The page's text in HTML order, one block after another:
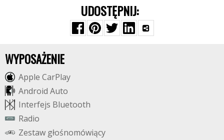
UDOSTĘPNIJ:
WYPOSAŻENIE
Apple CarPlay
Android Auto
Interfejs Bluetooth
Radio
Zestaw głośnomówiący